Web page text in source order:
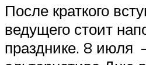
После краткого
ведущего стоит
празднике. 8 июля